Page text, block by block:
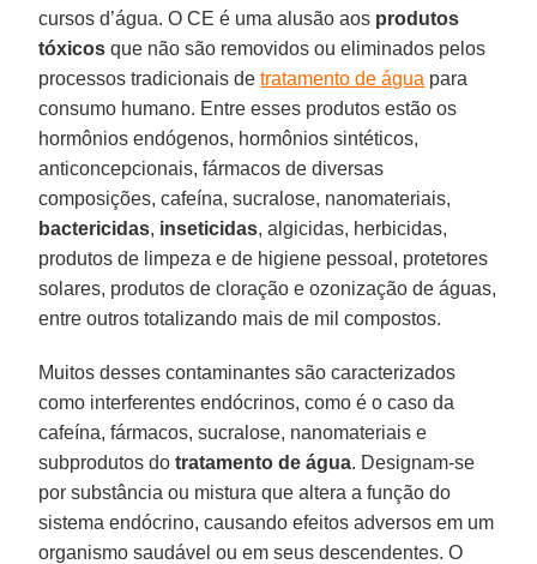
cursos d’água. O CE é uma alusão aos produtos
tóxicos que não são removidos ou eliminados pelos
processos tradicionais detratamento de água para
consumo humano. Entre esses produtos estão os
hormônios endógenos, hormônios sintéticos,
anticoncepcionais, fármacos de diversas
composições, cafeína, sucralose, nanomateriais,
bactericidas, inseticidas, algicidas, herbicidas,
produtos de limpeza e de higiene pessoal, protetores
solares, produtos de cloração e ozonização de águas,
entre outros totalizando mais de mil compostos.
Muitos desses contaminantes são caracterizados
como interferentes endócrinos, como é o caso da
cafeína, fármacos, sucralose, nanomateriais e
subprodutos dotratamento de água. Designam-se
por substância ou mistura que altera a função do
sistema endócrino, causando efeitos adversos em um
organismo saudável ou em seus descendentes. O